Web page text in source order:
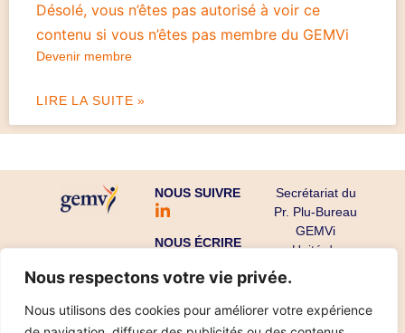
Nous respectons votre vie privée.
Nous utilisons des cookies pour améliorer votre expérience
Désolé, vous n’êtes pas autorisé à voir ce
contenu si vous n’êtes pas membre du GEMVi
Devenir membre
LIRE LA SUITE »
NOUS SUIVRE
NOUS ÉCRIRE
Secrétariat du
Pr. Plu-Bureau
GEMVi
Unité de
Endocrinienne
CHU Cochin-
Port Royal